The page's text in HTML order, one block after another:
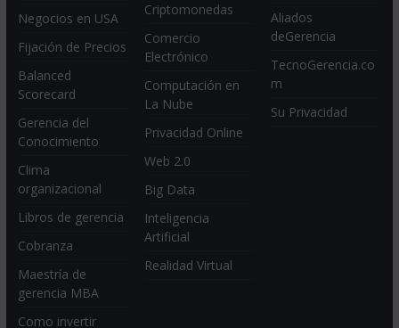
Negocios en USA
Fijación de Precios
Balanced
Scorecard
Gerencia del
Conocimiento
Clima
organizacional
Libros de gerencia
Cobranza
Maestría de
gerencia MBA
Como invertir
Criptomonedas
Comercio
Electrónico
Computación en
La Nube
Privacidad Online
Web 2.0
Big Data
Inteligencia
Artificial
Realidad Virtual
Aliados
deGerencia
TecnoGerencia.co
m
Su Privacidad